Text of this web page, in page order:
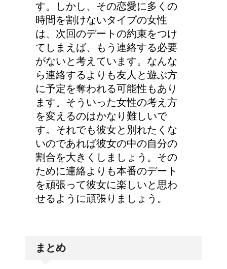
す。しかし、その恋愛に多くの
時間を割けないタイプの女性
は、次回のデートの約束をつけ
てしまえば、もう連絡する必要
がないと考えています。なんな
ら連絡するよりも友人と遊ぶ方
に予定を奪われる可能性もあり
ます。そういった女性の考え方
を変えるのはかなり難しいで
す。それでも彼女と別れたくな
いのであれば彼女の中の自分の
割合を大きくしましょう。その
ために連絡よりも本番のデート
を頑張って彼女に楽しいと思わ
せるように頑張りましょう。
まとめ